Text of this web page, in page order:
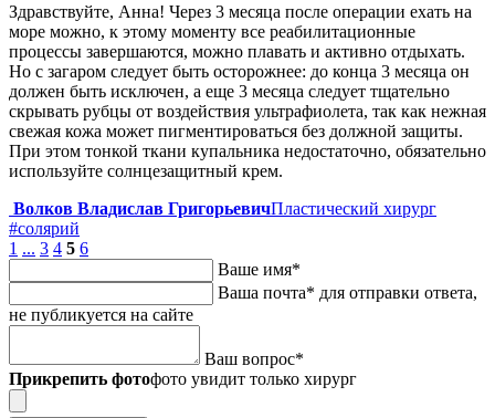
Здравствуйте, Анна! Через 3 месяца после операции ехать на
море можно, к этому моменту все реабилитационные
процессы завершаются, можно плавать и активно отдыхать.
Но с загаром следует быть осторожнее: до конца 3 месяца он
должен быть исключен, а еще 3 месяца следует тщательно
скрывать рубцы от воздействия ультрафиолета, так как нежная
свежая кожа может пигментироваться без должной защиты.
При этом тонкой ткани купальника недостаточно, обязательно
используйте солнцезащитный крем.
Волков Владислав ГригорьевичПластический хирург
#солярий
1 ... 3 4 5 6
Ваше имя*
Ваша почта* для отправки ответа,
не публикуется на сайте
Ваш вопрос*
Прикрепить фотофото увидит только хирург